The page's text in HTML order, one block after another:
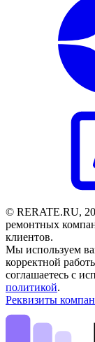
© RERATE.RU,
ремонтных
клиентов.
Мы используем
корректной
соглашаетесь с
политикой.
Реквизиты